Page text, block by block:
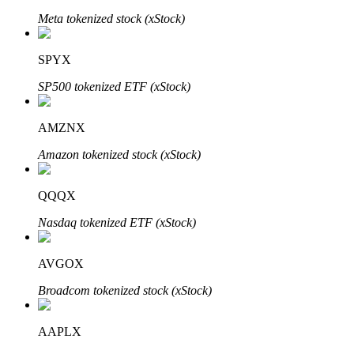
Pożyczki
Usługa pożyczek wspieranych kryptowalutami
Meta tokenized stock (xStock)
SPYX
SP500 tokenized ETF (xStock)
AMZNX
Amazon tokenized stock (xStock)
QQQX
Nasdaq tokenized ETF (xStock)
AVGOX
Broadcom tokenized stock (xStock)
AAPLX